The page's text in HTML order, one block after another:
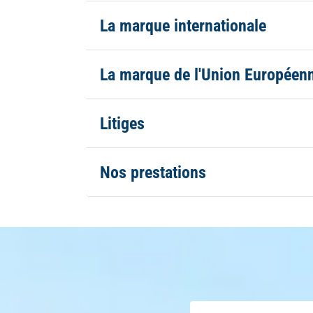
La marque internationale
La marque de l'Union
Litiges
Nos prestations